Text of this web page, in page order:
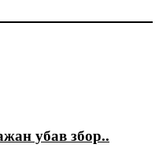
убав збор..